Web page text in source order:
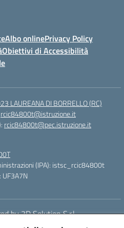
Albo onlinePrivacy Policy
Obiettivi di Accessibilità
LAUREANA DI BORRELLO (RC)
rcic84800t@istruzione.it
rcic84800t@pec.istruzione.it
(IPA): istsc_rcic84800t
UF3A7N
by 3D Solution S.r.l.